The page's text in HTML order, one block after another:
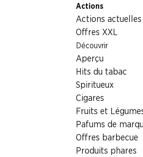
Actions
Actions actuelles
Offres XXL
Découvrir
Aperçu
Hits du tabac
Spiritueux
Cigares
Fruits et
Pafums de
Offres barbecue
Produits phares
Viande/
Lardons IP-SUISSE